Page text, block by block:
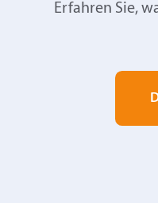
Erfahren Sie,